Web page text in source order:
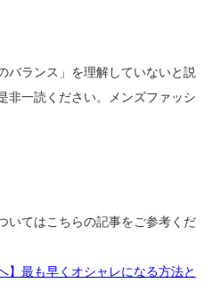
バランス」を理解していないと説
非一読ください。メンズファッシ
いてはこちらの記事をご参考くだ
】最も早くオシャレになる方法と